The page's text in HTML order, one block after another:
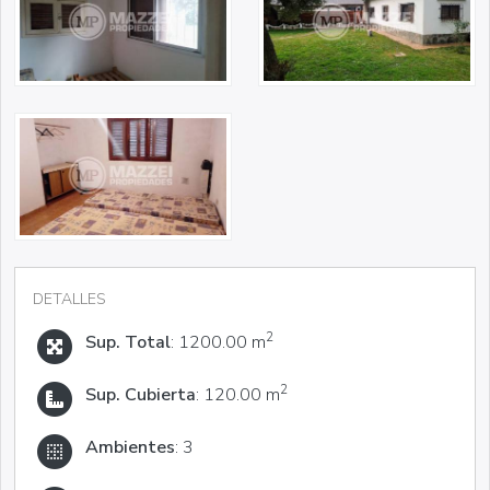
DETALLES
Sup. Total: 1200.00 m2
Sup. Cubierta: 120.00 m2
Ambientes: 3